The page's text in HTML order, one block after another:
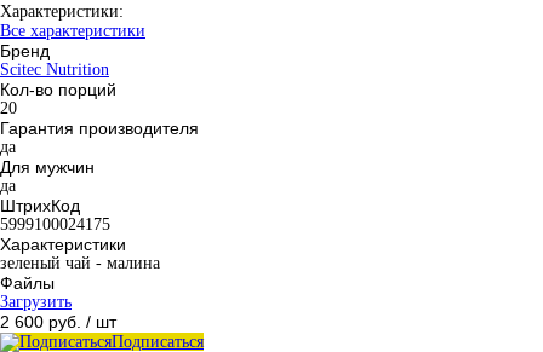
Характеристики:
Все характеристики
Бренд
Scitec Nutrition
Кол-во порций
20
Гарантия производителя
да
Для мужчин
да
ШтрихКод
5999100024175
Характеристики
зеленый чай - малина
Файлы
Загрузить
2 600 руб. / шт
Подписаться